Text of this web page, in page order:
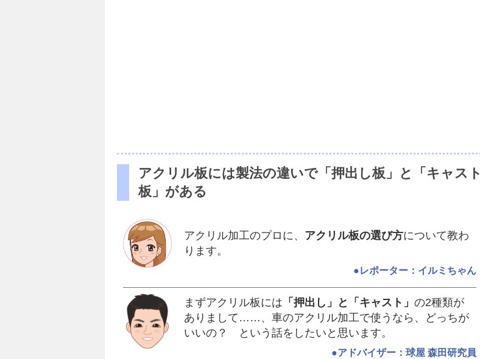
アクリル板には製法の違いで「押出し板」と「キャスト
板」がある
アクリル加工のプロに、 アクリル板の選び方について教わ
ります。
●レポーター：イルミちゃん
まずアクリル板には 「押出し」と「キャスト」 の2種類が
ありまして……、車のアクリル加工で使うなら、どっちが
いいの？ という話をしたいと思います。
●アドバイザー：球屋 森田研究員